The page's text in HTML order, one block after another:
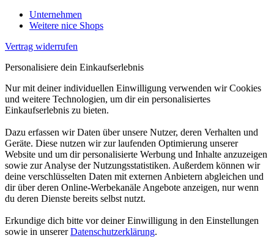
Unternehmen
Weitere nice Shops
Vertrag widerrufen
Personalisiere dein Einkaufserlebnis
Nur mit deiner individuellen Einwilligung verwenden wir Cookies
und weitere Technologien, um dir ein personalisiertes
Einkaufserlebnis zu bieten.
Dazu erfassen wir Daten über unsere Nutzer, deren Verhalten und
Geräte. Diese nutzen wir zur laufenden Optimierung unserer
Website und um dir personalisierte Werbung und Inhalte anzuzeigen
sowie zur Analyse der Nutzungsstatistiken. Außerdem können wir
deine verschlüsselten Daten mit externen Anbietern abgleichen und
dir über deren Online-Werbekanäle Angebote anzeigen, nur wenn
du deren Dienste bereits selbst nutzt.
Erkundige dich bitte vor deiner Einwilligung in den Einstellungen
sowie in unsererDatenschutzerklärung.